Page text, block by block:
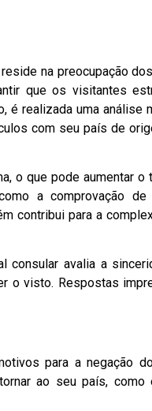
na preocupação
que os visitantes
é realizada uma análise
com seu país de
o que pode aumentar o
a comprovação de
contribui para a
consular avalia a
o visto. Respostas
para a negação
ao seu país, como